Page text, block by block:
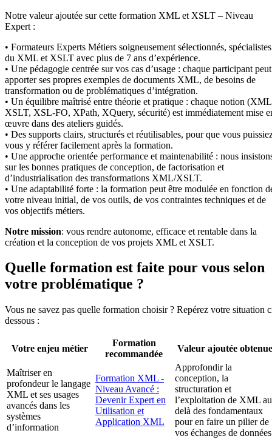
Notre valeur ajoutée sur cette formation XML et XSLT – Niveau
Expert :
• Formateurs Experts Métiers soigneusement sélectionnés, spécialistes
du XML et XSLT avec plus de 7 ans d’expérience.
• Une pédagogie centrée sur vos cas d’usage : chaque participant peut
apporter ses propres exemples de documents XML, de besoins de
transformation ou de problématiques d’intégration.
• Un équilibre maîtrisé entre théorie et pratique : chaque notion
XSLT, XSL-FO, XPath, XQuery, sécurité) est immédiatement mise
œuvre dans des ateliers guidés.
• Des supports clairs, structurés et réutilisables, pour que vous
vous y référer facilement après la formation.
• Une approche orientée performance et maintenabilité : nous
sur les bonnes pratiques de conception, de factorisation et
d’industrialisation des transformations XML/XSLT.
• Une adaptabilité forte : la formation peut être modulée en fonction
votre niveau initial, de vos outils, de vos contraintes techniques et de
vos objectifs métiers.
Notre mission: vous rendre autonome, efficace et rentable dans la
création et la conception de vos projets XML et XSLT.
Quelle formation est faite pour vous selon
votre problématique ?
Vous ne savez pas quelle formation choisir ? Repérez votre situation
dessous :
Votre enjeu métier
Formation
recommandée
Valeur ajoutée obtenue
Maîtriser en
profondeur le langage
XML et ses usages
avancés dans les
systèmes
d’information
Formation XML -
Niveau Avancé :
Devenir Expert en
Utilisation et
Application XML
Approfondir la
conception, la
structuration et
l’exploitation de XML
delà des fondamentaux
pour en faire un pilier de
vos échanges de